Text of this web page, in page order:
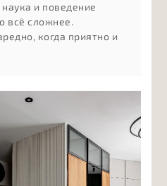
и поведение
всё сложнее.
когда приятно и
вашей кошки